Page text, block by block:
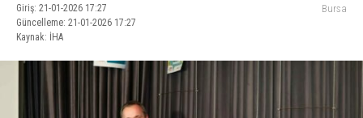
Giriş: 21-01-2026 17:27
Güncelleme: 21-01-2026 17:27
Kaynak: İHA
Bursa